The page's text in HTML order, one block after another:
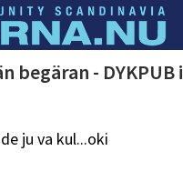
begäran - DYKPUB i
ju va kul...oki